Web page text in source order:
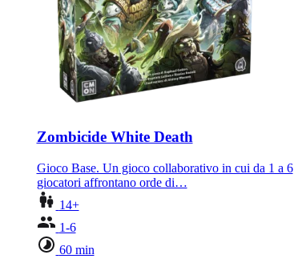
Zombicide White Death
Gioco Base. Un gioco collaborativo in cui da 1 a 6
giocatori affrontano orde di…
14+
1-6
60 min